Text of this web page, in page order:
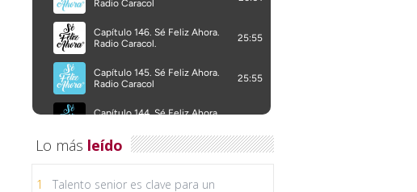
Lo más leído
1
Talento senior es clave para un